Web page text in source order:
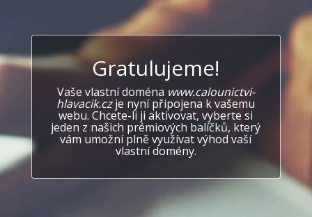
Gratulujeme!
Vaše vlastní doména www.calounictvi-
hlavacik.czje nyní připojena k vašemu
webu. Chcete-li ji aktivovat, vyberte si
jeden z našich prémiových balíčků, který
vám umožní plně využívat výhod vaší
vlastní domény.